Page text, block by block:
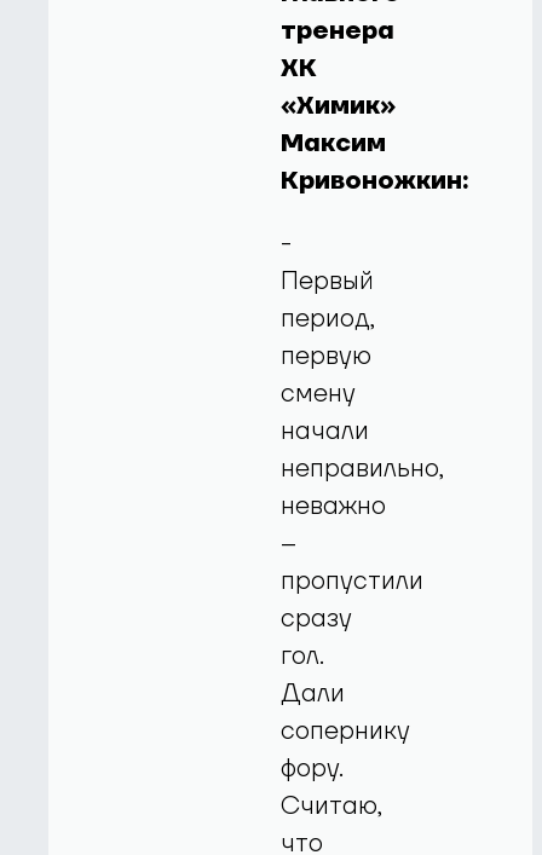
тренера
ХК
«Химик»
Максим
Кривоножкин:
-
Первый
период,
первую
смену
начали
неправильно,
неважно
–
пропустили
сразу
гол.
Дали
сопернику
фору.
Считаю,
что